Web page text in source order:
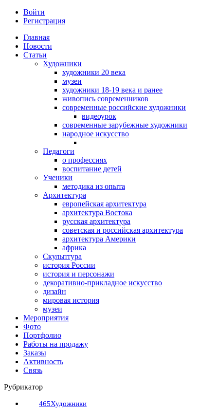
Войти
Регистрация
Главная
Новости
Статьи
Художники
художники 20 века
музеи
художники 18-19 века и ранее
живопись современников
современные российские художники
видеоурок
современные зарубежные художники
народное искусство
Педагоги
о профессиях
воспитание детей
Ученики
методика из опыта
Архитектура
европейская архитектура
архитектура Востока
русская архитектура
советская и российская архитектура
архитектура Америки
африка
Скульптура
история России
история и персонажи
декоративно-прикладное искусство
дизайн
мировая история
музеи
Мероприятия
Фото
Портфолио
Работы на продажу
Заказы
Активность
Связь
Рубрикатор
465Художники